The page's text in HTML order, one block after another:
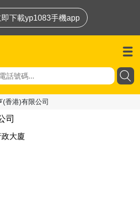
即下載yp1083手機app
(香港)有限公司
司
大廈